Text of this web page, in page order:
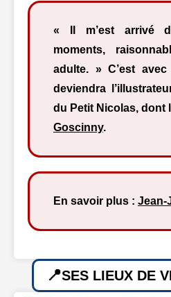
« Il m’est arrivé
moments,
adulte. » C’est avec
deviendra
du Petit Nicolas, dont
Goscinny.
En savoir plus : Jean-
SES LIEUX DE